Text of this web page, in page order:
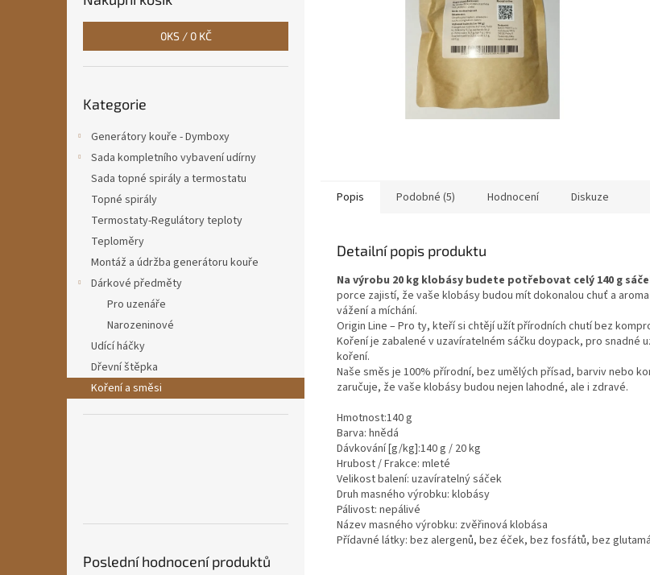
0KS / 0 KČ
kategorie
Kategorie
Generátory kouře - Dymboxy
Sada kompletního vybavení udírny
Sada topné spirály a termostatu
Topné spirály
Termostaty-Regulátory teploty
Teploměry
Montáž a údržba generátoru kouře
Dárkové předměty
Pro uzenáře
Narozeninové
Udící háčky
Dřevní štěpka
Koření a směsi
Poslední hodnocení produktů
Popis Podobné (5) Hodnocení Diskuze
Detailní popis produktu
Na výrobu 20 kg klobásy budete potřebovat celý 140 g
porce zajistí, že vaše klobásy budou mít dokonalou chuť a
vážení a míchání.
Origin Line – Pro ty, kteří si chtějí užít přírodních chutí bez
Koření je zabalené v uzavíratelném sáčku doypack, pro snadné
koření.
Naše směs je 100% přírodní, bez umělých přísad, barviv nebo
zaručuje, že vaše klobásy budou nejen lahodné, ale i zdravé.
Hmotnost:140 g
Barva: hnědá
Dávkování [g/kg]:140 g / 20 kg
Hrubost / Frakce: mleté
Velikost balení: uzavíratelný sáček
Druh masného výrobku: klobásy
Pálivost: nepálivé
Název masného výrobku: zvěřinová klobása
Přídavné látky: bez alergenů, bez éček, bez fosfátů, bez